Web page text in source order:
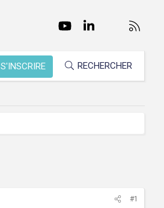
FacebookTwitter youtubeLinkedInNous
S'INSCRIRE RECHERCHER
#1